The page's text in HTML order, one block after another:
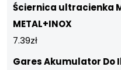
Ściernica ultracienka
METAL+INOX
7.39zł
Gares Akumulator Do